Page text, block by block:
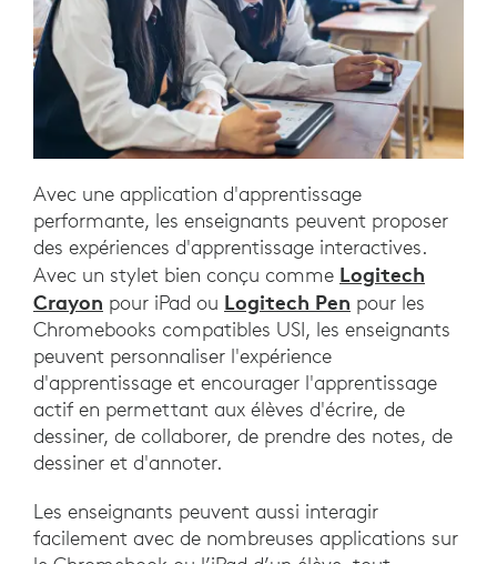
Avec une application d'apprentissage
performante, les enseignants peuvent proposer
des expériences d'apprentissage interactives.
Avec un stylet bien conçu comme Logitech
Crayon pour iPad ou Logitech Pen pour les
Chromebooks compatibles USI, les enseignants
peuvent personnaliser l'expérience
d'apprentissage et encourager l'apprentissage
actif en permettant aux élèves d'écrire, de
dessiner, de collaborer, de prendre des notes, de
dessiner et d'annoter.
Les enseignants peuvent aussi interagir
facilement avec de nombreuses applications sur